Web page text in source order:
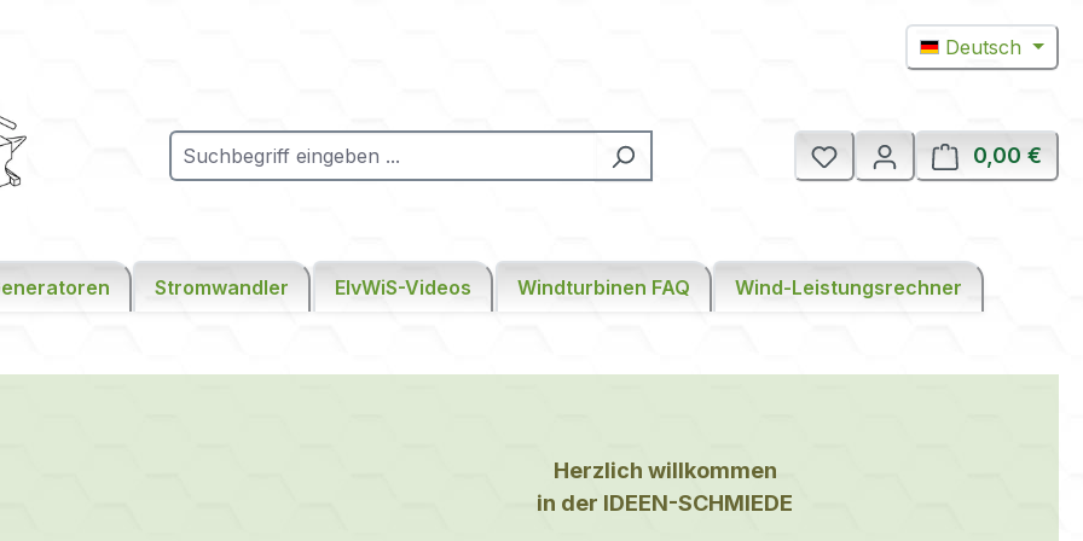
Deutsch
0,00 €
Stromwandler ElvWiS-Videos Windturbinen FAQ Wind-Leistungsrechner
Herzlich willkommen
in der IDEEN-SCHMIEDE